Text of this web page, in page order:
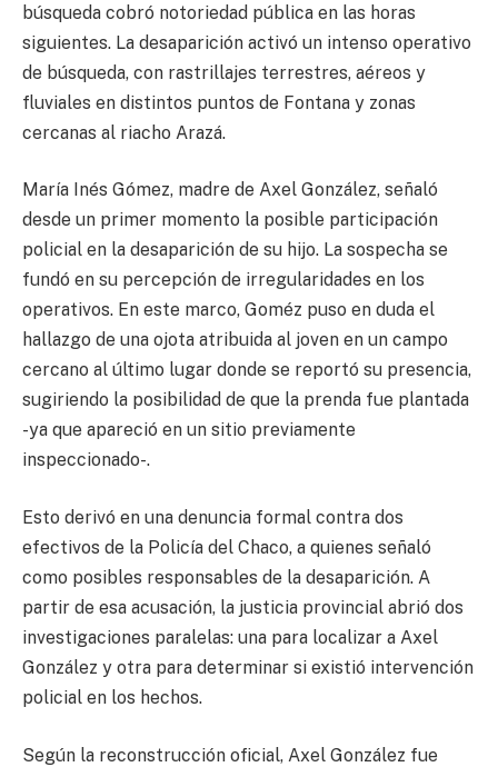
búsqueda cobró notoriedad pública en las horas
siguientes. La desaparición activó un intenso operativo
de búsqueda, con rastrillajes terrestres, aéreos y
fluviales en distintos puntos de Fontana y zonas
cercanas al riacho Arazá.
María Inés Gómez, madre de Axel González, señaló
desde un primer momento la posible participación
policial en la desaparición de su hijo. La sospecha se
fundó en su percepción de irregularidades en los
operativos. En este marco, Goméz puso en duda el
hallazgo de una ojota atribuida al joven en un campo
cercano al último lugar donde se reportó su presencia,
sugiriendo la posibilidad de que la prenda fue plantada
-ya que apareció en un sitio previamente
inspeccionado-.
Esto derivó en una denuncia formal contra dos
efectivos de la Policía del Chaco, a quienes señaló
como posibles responsables de la desaparición. A
partir de esa acusación, la justicia provincial abrió dos
investigaciones paralelas: una para localizar a Axel
González y otra para determinar si existió intervención
policial en los hechos.
Según la reconstrucción oficial, Axel González fue